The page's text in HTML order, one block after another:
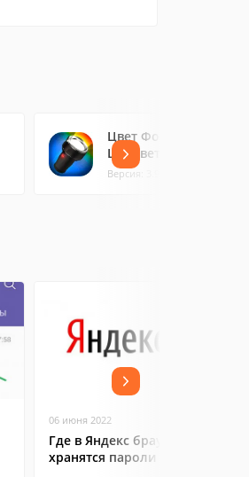
Цвет Фонарик HD
LED свет
Версия: 3.9.5 (3.71 МБ)
06 июня 2022
Где в Яндекс браузере
хранятся пароли